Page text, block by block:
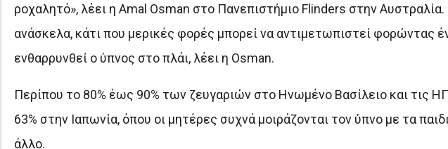
ροχαλητό», λέει η Amal Osman στο Πανεπιστήμιο Flinders στην
ανάσκελα, κάτι που μερικές φορές μπορεί να αντιμετωπιστεί φορώντας
ενθαρρυνθεί ο ύπνος στο πλάι, λέει η Osman.
Περίπου το 80% έως 90% των ζευγαριών στο Ηνωμένο Βασίλειο και τις
63% στην Ιαπωνία, όπου οι μητέρες συχνά μοιράζονται τον ύπνο με τα
άλλο.